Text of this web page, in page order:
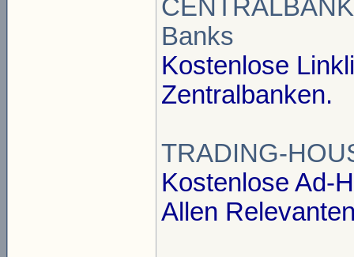
Banks
Kostenlose
Zentralbanken.
TRADING-
Kostenlose Ad-
Allen